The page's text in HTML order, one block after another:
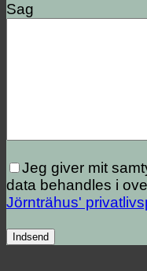
Sag
Jeg giver mit
data behandles i
Jörnträhus'